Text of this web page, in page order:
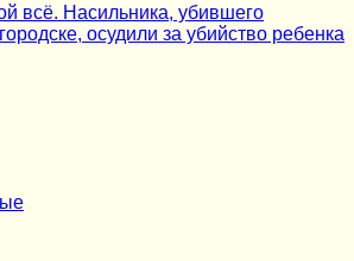
всё. Насильника, убившего
осудили за убийство ребенка